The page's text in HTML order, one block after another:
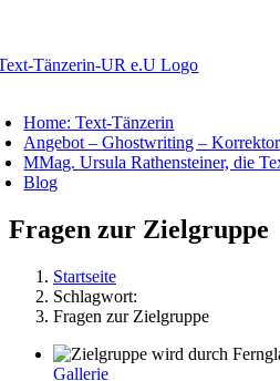
springen
Home: Text-Tänzerin
Angebot – Ghostwriting –
MMag. Ursula Rathensteiner, die
Blog
Fragen zur Zielgruppe
Startseite
Schlagwort:
Fragen zur Zielgruppe
Gallerie